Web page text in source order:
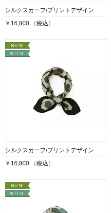
シルクスカーフ/プリントデザイン
￥16,800 （税込）
シルクスカーフ/プリントデザイン
￥16,800 （税込）